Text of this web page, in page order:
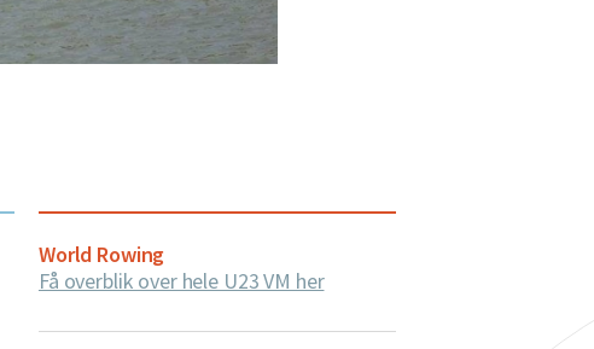
World Rowing
Få overblik over hele U23 VM her